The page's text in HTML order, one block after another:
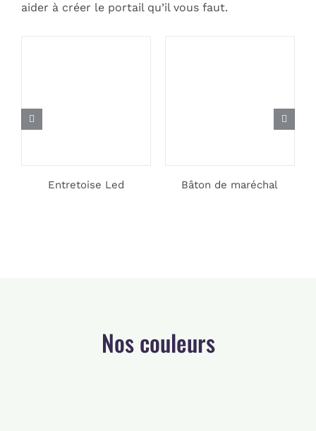
aider à créer le portail qu’il vous faut.
Entretoise Led Bâton de maréchal
Nos couleurs